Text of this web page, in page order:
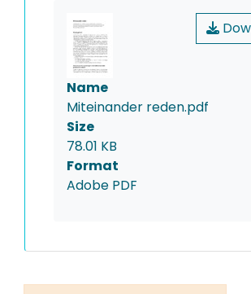
Name
Miteinander reden.pdf
Size
78.01 KB
Format
Adobe PDF